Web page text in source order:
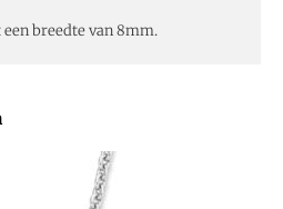
breedte van 8mm.